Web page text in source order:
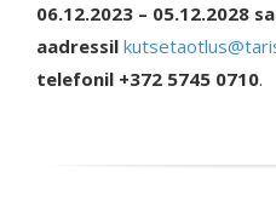
06.12.2023 – 05.12.2028
aadressil
telefonil +372 5745 0710.